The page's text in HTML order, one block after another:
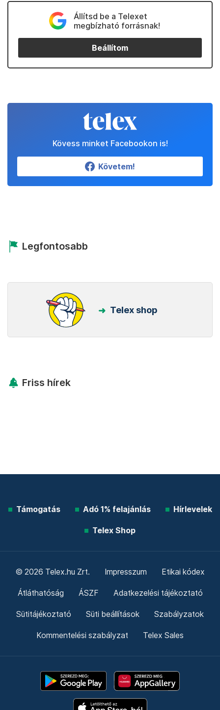
Állítsd be a Telexet
megbízható forrásnak!
Beállítom
Kövess minket Facebookon is!
Követem!
Legfontosabb
Telex shop
Friss hírek
Támogatás Adó 1% felajánlás Hírlevelek
Telex Shop
© 2026 Telex.hu Zrt. Impresszum Etikai kódex
Átláthatóság ÁSZF Adatkezelési tájékoztató
Sütitájékoztató Süti beállítások Szabályzatok
Kommentelési szabályzat Telex Sales